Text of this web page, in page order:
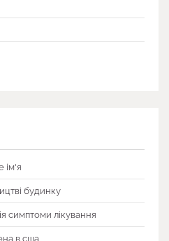
ім'я
будинку
симптоми лікування
в сша